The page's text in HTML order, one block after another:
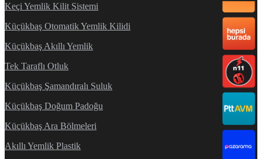
Keçi Yemlik Kilit Sistemi
Küçükbaş Otomatik Yemlik Kilidi
Küçükbaş Akıllı Yemlik
Tek Taraflı Otluk
Küçükbaş Şamandıralı Suluk
Küçükbaş Doğum Padoğu
Küçükbaş Ara Bölmeleri
Akıllı Yemlik Plastik